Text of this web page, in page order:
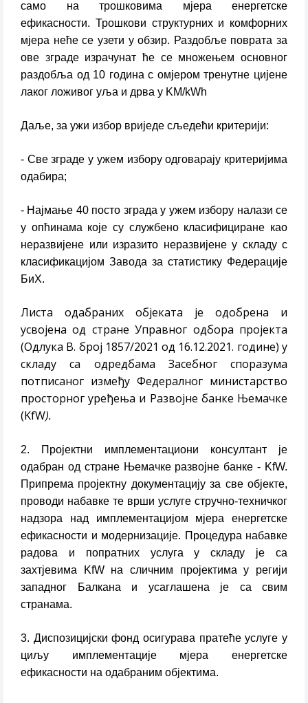
само на трошковима мјера енергетске
ефикасности. Трошкови структурних и комфорних
мјера неће се узети у обзир. Раздобље поврата за
ове зграде израчунат ће се множењем основног
раздобља од 10 година с омјером тренутне цијене
лаког ложивог уља и дрва у KM/kWh
Даље, за ужи избор вриједе сљедећи критерији:
- Све зграде у ужем избору одговарају критеријима
одабира;
- Најмање 40 посто зграда у ужем избору налази се
у опћинама које су службено класифициране као
неразвијене или изразито неразвијене у складу с
класификацијом Завода за статистику Федерације
БиХ.
Листа одабраних објеката је одобрена и
усвојена од стране Управног одбора пројекта
(Одлука В. број 1857/2021 од 16.12.2021. године) у
складу са одредбама Засебног споразума
потписаног између Федералног министарство
просторног уређења и Развојне банке Њемачке
(KfW).
2. Пројектни имплементациони консултант је
одабран од стране Њемачке развојне банке - KfW.
Припрема пројектну документацију за све објекте,
проводи набавке те врши услуге стручно-техничког
надзора над имплементацијом мјера енергетске
ефикасности и модернизације. Процедура набавке
радова и попратних услуга у складу је са
захтјевима KfW на сличним пројектима у регији
западног Балкана и усаглашена је са свим
странама.
3. Диспозицијски фонд осигурава пратеће услуге у
циљу имплементације мјера енергетске
ефикасности на одабраним објектима.